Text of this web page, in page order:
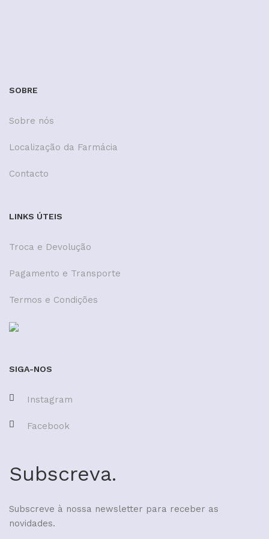
SOBRE
Sobre nós
Localização da Farmácia
Contacto
LINKS ÚTEIS
Troca e Devolução
Pagamento e Transporte
Termos e Condições
SIGA-NOS
Instagram
Facebook
Subscreva.
Subscreve à nossa newsletter para receber as
novidades.